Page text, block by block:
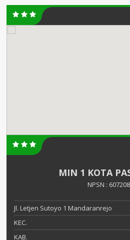
MIN 1 KOTA
NPSN :
Jl. Letjen Sutoyo 1 Mandaranrejo
KEC.
KAB.